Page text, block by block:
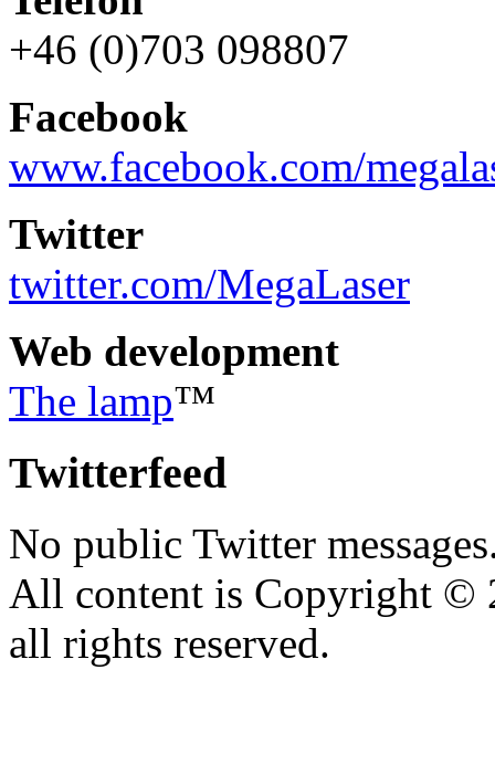
+46 (0)703 098807
Facebook
www.facebook.com/
Twitter
twitter.com/MegaLaser
Web development
The lamp™
Twitterfeed
No public Twitter
All content is Copyright ©
all rights reserved.